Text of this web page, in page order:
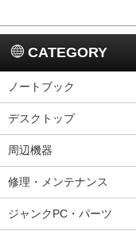
CATEGORY
ノートブック
デスクトップ
周辺機器
修理・メンテナンス
ジャンクPC・パーツ